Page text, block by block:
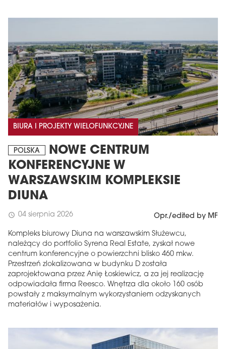
BIURA I PROJEKTY WIELOFUNKCYJNE
POLSKA
NOWE CENTRUM
KONFERENCYJNE W
WARSZAWSKIM KOMPLEKSIE
DIUNA
schedule 04 sierpnia 2026 Opr./edited by MF
Kompleks biurowy Diuna na warszawskim Służewcu,
należący do portfolio Syrena Real Estate, zyskał nowe
centrum konferencyjne o powierzchni blisko 460 mkw.
Przestrzeń zlokalizowana w budynku D została
zaprojektowana przez Anię Łoskiewicz, a za jej realizację
odpowiadała firma Reesco. Wnętrza dla około 160 osób
powstały z maksymalnym wykorzystaniem odzyskanych
materiałów i wyposażenia.